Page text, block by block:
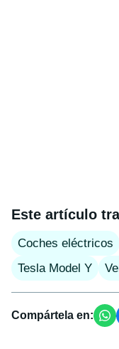
Este artículo
Coches eléctricos
Tesla Model Y
Compártela en: